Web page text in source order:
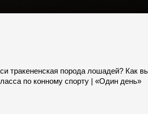
тракененская порода лошадей? Как
по конному спорту | «Один день»